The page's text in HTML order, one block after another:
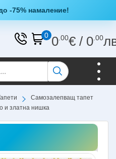
-75% намаление!
0 0.00€/ 0.00
Самозалепващ тапет
и златна нишка